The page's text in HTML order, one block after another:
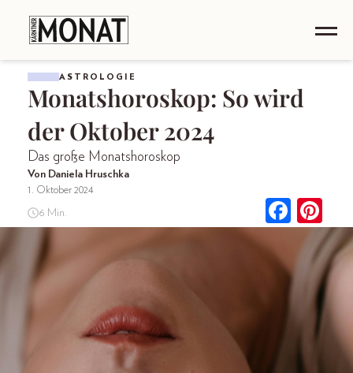
ASTROLOGIE
Monatshoroskop: So wird
der Oktober 2024
Das große Monatshoroskop
Von Daniela Hruschka
1. Oktober 2024
6 Min.